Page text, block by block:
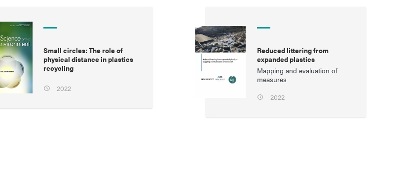
Small circles: The role of
physical distance in plastics
recycling
2022
Reduced littering from
expanded plastics
Mapping and evaluation of
measures
2022